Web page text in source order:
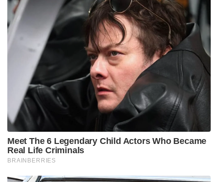
ഇത്തവണ റോമിലേക്ക് മെലഡി മിഠായിയുമായി
എത്തിയത്. സമ്മാനം കൈമാറുന്നതിന്റെ
മനോഹരമായ ഒരു വീഡിയോ ജോർജിയ മെലോണി
തന്റെ ഔദ്യോഗിക സോഷ്യൽ മീഡിയ
അക്കൗണ്ടുകളിലൂടെ പങ്കുവെച്ചു. “ഈ മനോഹരമായ
സമ്മാനത്തിന് നന്ദി” എന്ന കുറിപ്പോടെയാണ്
മെലോണി വീഡിയോ പോസ്റ്റ് ചെയ്തത്. മിഠായി
പാക്കറ്റ് കയ്യിലേന്തി ഇരുവരും
ചിരിച്ചുല്ലസിക്കുന്നതാണ് വീഡിയോയിലുള്ളത്.
“പ്രധാനമന്ത്രി മോദി എനിക്കായി വളരെ വളരെ
മികച്ചൊരു ടോഫി സമ്മാനമായി കൊണ്ടുവന്നിട്ടുണ്ട്,
മെലഡി” എന്ന് മെലോണി പറയുമ്പോൾ,
ചിരിച്ചുകൊണ്ട് പ്രധാനമന്ത്രി മോദിയും ‘മെലഡി’ എന്ന്